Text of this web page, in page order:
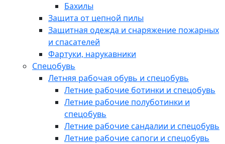
Бахилы
Защита от цепной пилы
Защитная одежда и снаряжение пожарных
и спасателей
Фартуки, нарукавники
Спецобувь
Летняя рабочая обувь и спецобувь
Летние рабочие ботинки и спецобувь
Летние рабочие полуботинки и
спецобувь
Летние рабочие сандалии и спецобувь
Летние рабочие сапоги и спецобувь